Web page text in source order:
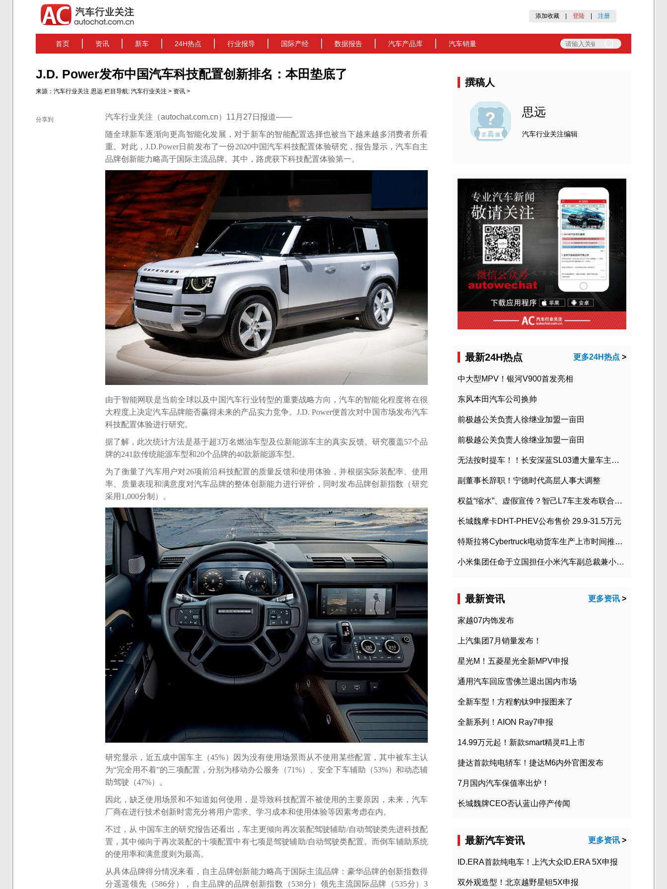
添加收藏 登陆 注册
首页 资讯 新车 24H热点 行业报导 国际产经 数据报告 汽车产品库 汽车销量
J.D. Power发布中国汽车科技配置创新排名：本田垫底了
来源： 汽车行业关注 思远 栏目导航: 汽车行业关注 > 资讯 >
分享到 汽车行业关注（autochat.com.cn）11月27日报道——
随全球新车逐渐向更高智能化发展，对于新车的智能配置选择也被当下越来越多消费者所看
重。对此，J.D.Power日前发布了一份2020中国汽车科技配置体验研究，报告显示，汽车自主
品牌创新能力略高于国际主流品牌。其中，路虎获下科技配置体验第一。
由于智能网联是当前全球以及中国汽车行业转型的重要战略方向，汽车的智能化程度将在很
大程度上决定汽车品牌能否赢得未来的产品实力竞争。J.D. Power便首次对中国市场发布汽车
科技配置体验进行研究。
据了解，此次统计方法是基于超3万名燃油车型及位新能源车主的真实反馈。研究覆盖57个品
牌的241款传统能源车型和20个品牌的40款新能源车型。
为了衡量了汽车用户对26项前沿科技配置的质量反馈和使用体验，并根据实际装配率、使用
率、质量表现和满意度对汽车品牌的整体创新能力进行评价，同时发布品牌创新指数（研究
采用1,000分制）。
研究显示，近五成中国车主（45%）因为没有使用场景而从不使用某些配置，其中被车主认
为“完全用不着”的三项配置，分别为移动办公服务（71%）、安全下车辅助（53%）和动态辅
助驾驶（47%）。
因此，缺乏使用场景和不知道如何使用，是导致科技配置不被使用的主要原因，未来，汽车
厂商在进行技术创新时需充分将用户需求、学习成本和使用体验等因素考虑在内。
不过，从 中国车主的研究报告还看出，车主更倾向再次装配驾驶辅助/自动驾驶类先进科技配
置，其中倾向于再次装配的十项配置中有七项是驾驶辅助/自动驾驶类配置。而倒车辅助系统
的使用率和满意度则为最高。
从具体品牌得分情况来看，自主品牌创新能力略高于国际主流品牌：豪华品牌的创新指数得
分遥遥领先（586分），自主品牌的品牌创新指数（538分）领先主流国际品牌（535分）3
撰稿人
思远
汽车行业关注编辑
最新24H热点 更多24H热点 >
中大型MPV！银河V900首发亮相
东风本田汽车公司换帅
前极越公关负责人徐继业加盟一亩田
前极越公关负责人徐继业加盟一亩田
无法按时提车！！长安深蓝SL03遭大量车主投诉
副董事长辞职！宁德时代高层人事大调整
权益“缩水”、虚假宣传？智己L7车主发布联合维权声明
长城魏摩卡DHT-PHEV公布售价 29.9-31.5万元
特斯拉将Cybertruck电动货车生产上市时间推迟到2023年初
小米集团任命于立国担任小米汽车副总裁兼小米汽车北京总部政委
最新资讯 更多资讯 >
家越07内饰发布
上汽集团7月销量发布！
星光M！五菱星光全新MPV申报
通用汽车回应雪佛兰退出国内市场
全新车型！方程豹钛9申报图来了
全新系列！AION Ray7申报
14.99万元起！新款smart精灵#1上市
捷达首款纯电轿车！捷达M6内外官图发布
7月国内汽车保值率出炉！
长城魏牌CEO否认蓝山停产传闻
最新汽车资讯 更多资讯 >
ID.ERA首款纯电车！上汽大众ID.ERA 5X申报
双外观造型！北京越野星钽5X申报